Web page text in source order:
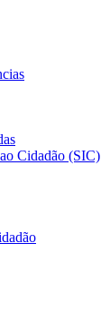
Cidadão (SIC)